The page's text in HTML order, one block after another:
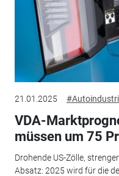
21.01.2025
VDA-
müssen um 75
Drohende US-Zölle,
Absatz: 2025 wird für die